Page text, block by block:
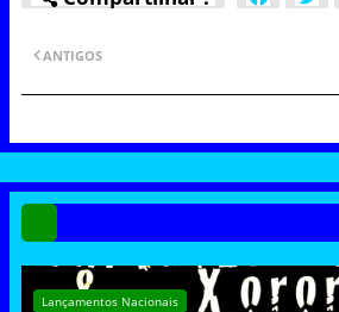
ANTIGOS
Lançamentos Nacionais